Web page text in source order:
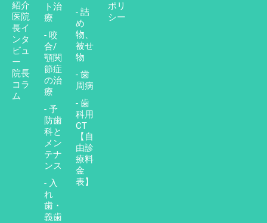
紹介
医院
長イ
ンタ
ビュ
ー
院長
コラ
ム
ト治
療
- 咬
合/
顎関
節症
の治
療
- 予
防歯
科と
メン
テナ
ンス
- 入
れ
歯・
義歯
- 詰
め
物、
被せ
物
- 歯
周病
- 歯
科用
CT
【自
由診
療料
金
表】
ポリ
シー